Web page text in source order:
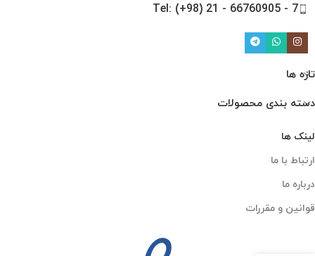
Tel: (+98) 21 - 66760905 - 7
تازه ها
دسته بندی محصولات
لینک ها
ارتباط با ما
درباره ما
قوانین و مقررات